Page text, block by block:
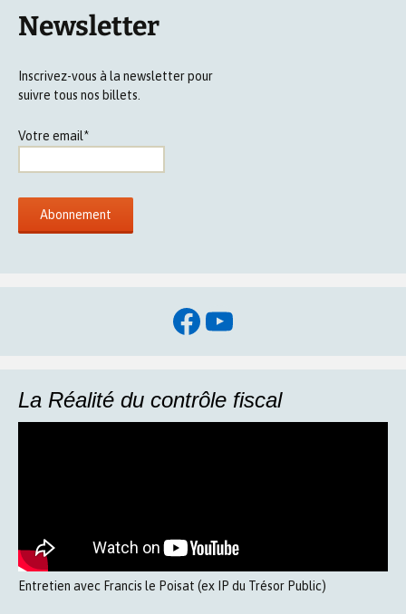
Newsletter
Inscrivez-vous à la newsletter pour
suivre tous nos billets.
Votre email*
Facebook
YouTube
La Réalité du contrôle fiscal
Entretien avec Francis le Poisat (ex IP du Trésor Public)